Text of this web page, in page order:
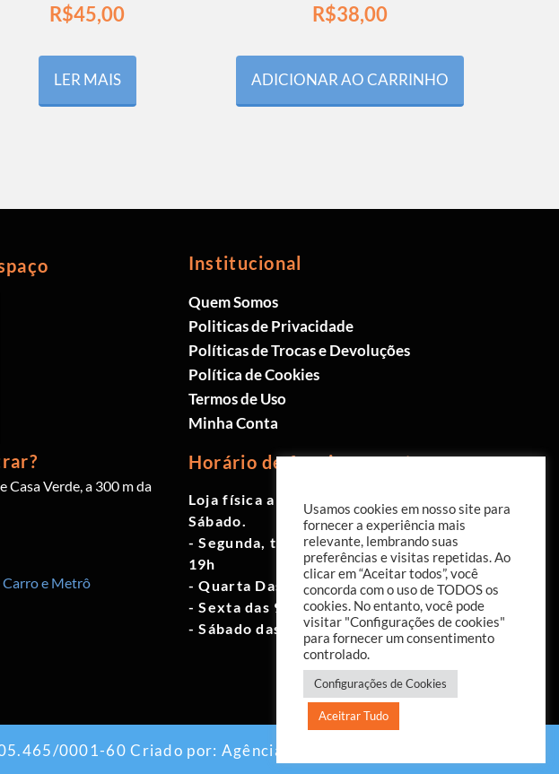
R$45,00
LER MAIS
R$38,00
ADICIONAR AO CARRINHO
Casa Verde, a 300 m da
Carro e Metrô
Institucional
Quem Somos
Politicas de Privacidade
Políticas de Trocas e Devoluções
Política de Cookies
Termos de Uso
Minha Conta
Horário de funcionamento
Loja física aberta de Segunda à
Sábado.
- Segunda, terça e quinta das 9h às
19h
- Quarta Das 10h às 18h
- Sexta das 9h às 18h
- Sábado das 10h às 17h
0001-60 Criado por: Agência EAB Digital
Usamos cookies em nosso site para
fornecer a experiência mais
relevante, lembrando suas
preferências e visitas repetidas. Ao
clicar em “Aceitar todos”, você
concorda com o uso de TODOS os
cookies. No entanto, você pode
visitar "Configurações de cookies"
para fornecer um consentimento
controlado.
Configurações de Cookies
Aceitrar Tudo